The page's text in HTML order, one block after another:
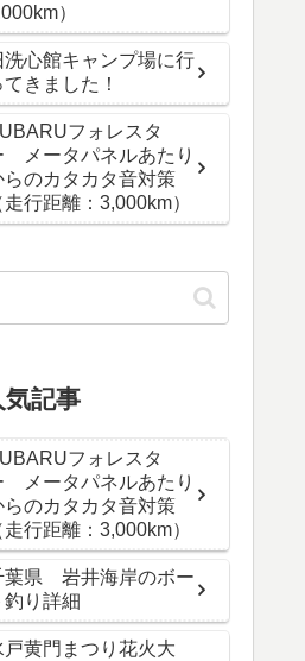
）
洗心館キャンプ場に行
てきました！
フォレスタ
メータパネルあたり
らのカタカタ音対策
走行距離：3,000km）
記事
フォレスタ
メータパネルあたり
らのカタカタ音対策
走行距離：3,000km）
葉県 岩井海岸のボー
釣り詳細
戸黄門まつり花火大